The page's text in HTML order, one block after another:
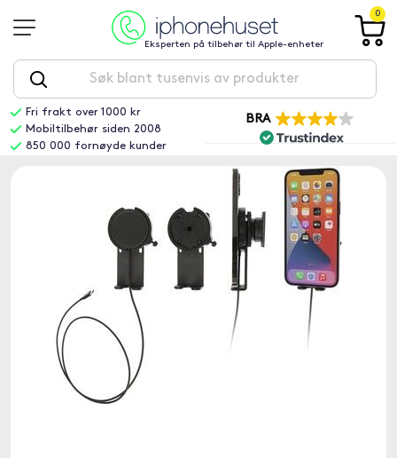
Eksperten på tilbehør til Apple-enheter
0
Fri frakt over 1000 kr
Mobiltilbehør siden 2008
850 000 fornøyde kunder
BRA